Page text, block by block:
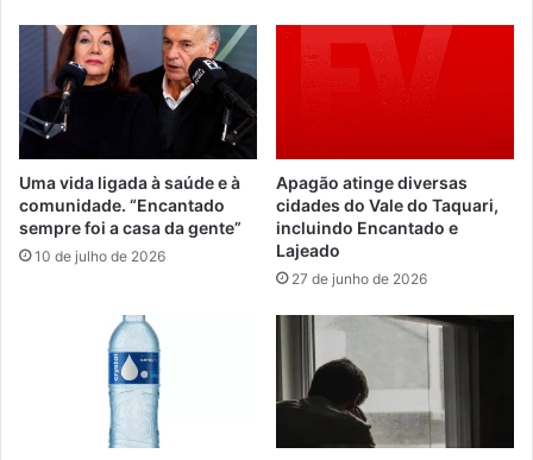
Uma vida ligada à saúde e à
comunidade. “Encantado
sempre foi a casa da gente”
10 de julho de 2026
Apagão atinge diversas
cidades do Vale do Taquari,
incluindo Encantado e
Lajeado
27 de junho de 2026